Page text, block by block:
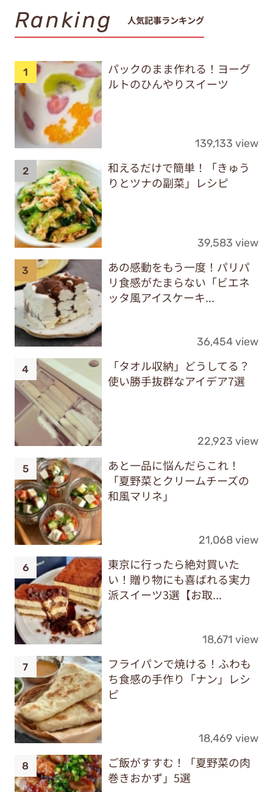
Ranking 人気記事ランキング
パックのまま作れる！ヨーグ
ルトのひんやりスイーツ
139,133 view
和えるだけで簡単！「きゅう
りとツナの副菜」レシピ
39,583 view
あの感動をもう一度！パリパ
リ食感がたまらない「ビエネ
ッタ風アイスケーキ...
36,454 view
「タオル収納」どうしてる？
使い勝手抜群なアイデア7選
22,923 view
あと一品に悩んだらこれ！
「夏野菜とクリームチーズの
和風マリネ」
21,068 view
東京に行ったら絶対買いた
い！贈り物にも喜ばれる実力
派スイーツ3選【お取...
18,671 view
フライパンで焼ける！ふわも
ち食感の手作り「ナン」レシ
ピ
18,469 view
ご飯がすすむ！「夏野菜の肉
巻きおかず」5選